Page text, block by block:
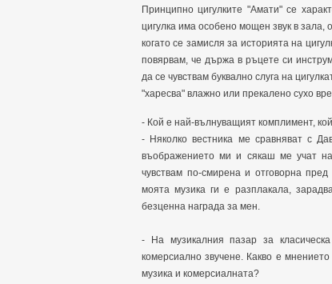
Принципно цигулките "Амати" се
цигулка има особено мощен звук в зала,
когато се замисля за историята на
повярвам, че държа в ръцете си
да се чувствам буквално слуга на
"харесва" влажно или прекалено сухо
- Кой е най-вълнуващият комплимент,
- Няколко вестника ме сравняват с
въображението ми и сякаш ме учат на
чувствам по-смирена и отговорна
моята музика ги е разплакала,
безценна награда за мен.
- На музикалния пазар за
комерсиално звучене. Какво е
музика и комерсиалната?